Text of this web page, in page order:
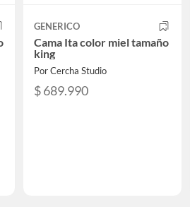
GENERICO
Cama Ita color miel tamaño
king
Por Cercha Studio
$ 689.990